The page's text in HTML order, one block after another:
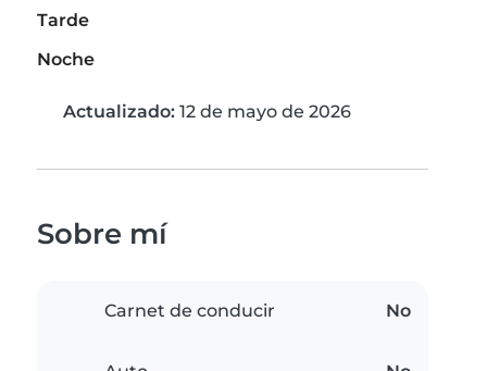
Tarde
Noche
Actualizado: 12 de mayo de 2026
Sobre mí
Carnet de conducir No